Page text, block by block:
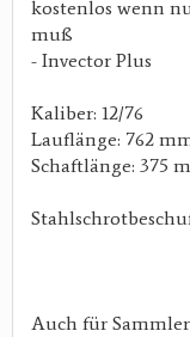
kostenlos wenn
muß
- Invector Plus
Kaliber: 12/76
Lauflänge: 762
Schaftlänge: 375
Auch für